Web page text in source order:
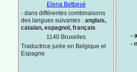
-
-
Elena Betbesé
- dans différentes combinaisons
des langues suivantes : anglais,
catalan, espagnol, français
1140 Bruxelles
Traductrice jurée en Belgique et
Espagne